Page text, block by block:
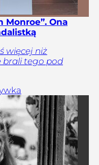
Monroe”. Ona
więcej niż
brali tego pod